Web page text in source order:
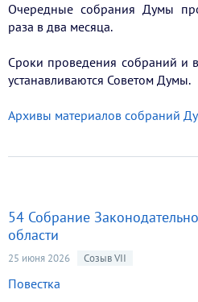
Очередные собрания Думы
раза в два месяца.
Сроки проведения собраний и
устанавливаются Советом Думы.
Архивы материалов собраний
54 Собрание
области
25 июня 2026 Созыв VII
Повестка